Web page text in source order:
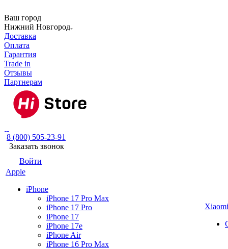
Ваш город
Нижний Новгород
Доставка
Оплата
Гарантия
Trade in
Отзывы
Партнерам
8 (800) 505-23-91
Заказать звонок
Войти
Apple
iPhone
iPhone 17 Pro Max
iPhone 17 Pro
iPhone 17
iPhone 17e
iPhone Air
iPhone 16 Pro Max
Xiaomi